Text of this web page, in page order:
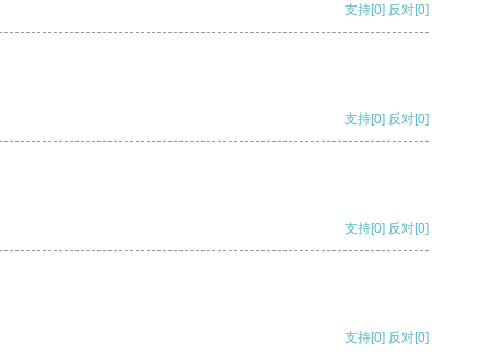
支持[0] 反对[0]
支持[0] 反对[0]
支持[0] 反对[0]
支持[0] 反对[0]